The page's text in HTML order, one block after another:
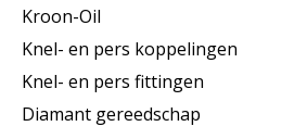
Kroon-Oil
Knel- en pers koppelingen
Knel- en pers fittingen
Diamant gereedschap